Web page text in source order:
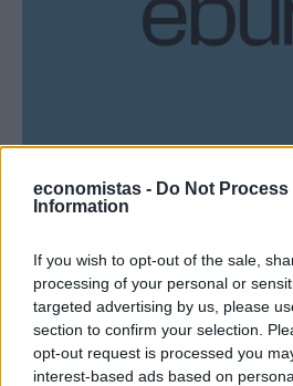
economistas - Do Not Process
Information
If you wish to opt-out of the sale,
processing of your personal or
targeted advertising by us, please
section to confirm your selection.
opt-out request is processed you
interest-based ads based on
Ebury: Κορυφαίες
Τις ισχυρές επιδόσεις της ομάδας
πρόσφατη κατάταξη του Bloomberg,
διεθνής εταιρεία χρηματοοικονομικών
Καταλαμβάνοντας κορυφαίες θέσεις σε
η εταιρεία αναγνωρίζεται για την
πορείας του συναλλάγματος, στο